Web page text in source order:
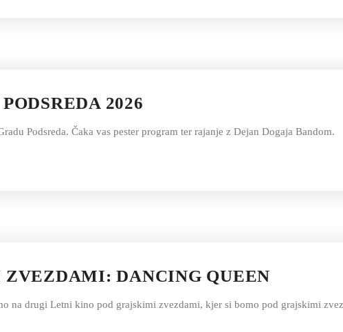
2026
Podsreda. Čaka vas pester program ter rajanje z Dejan Dogaja Bandom.
DANCING QUEEN
na drugi Letni kino pod grajskimi zvezdami, kjer si bomo pod grajskimi